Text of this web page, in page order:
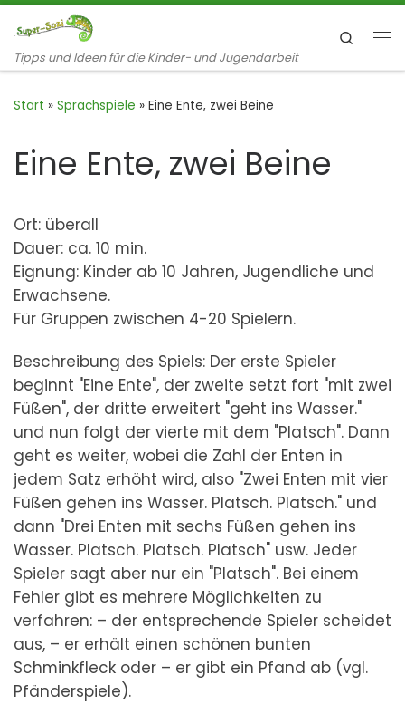
Zum Inhalt springen
Tipps und Ideen für die Kinder- und Jugendarbeit
Search
Start » Sprachspiele » Eine Ente, zwei Beine
Eine Ente, zwei Beine
Ort: überall
Dauer: ca. 10 min.
Eignung: Kinder ab 10 Jahren, Jugendliche und
Erwachsene.
Für Gruppen zwischen 4-20 Spielern.
Beschreibung des Spiels: Der erste Spieler
beginnt "Eine Ente", der zweite setzt fort "mit zwei
Füßen", der dritte erweitert "geht ins Wasser."
und nun folgt der vierte mit dem "Platsch". Dann
geht es weiter, wobei die Zahl der Enten in
jedem Satz erhöht wird, also "Zwei Enten mit vier
Füßen gehen ins Wasser. Platsch. Platsch." und
dann "Drei Enten mit sechs Füßen gehen ins
Wasser. Platsch. Platsch. Platsch" usw. Jeder
Spieler sagt aber nur ein "Platsch". Bei einem
Fehler gibt es mehrere Möglichkeiten zu
verfahren: – der entsprechende Spieler scheidet
aus, – er erhält einen schönen bunten
Schminkfleck oder – er gibt ein Pfand ab (vgl.
Pfänderspiele).